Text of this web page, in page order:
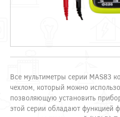
Все мультиметры серии MAS83
чехлом, который можно
позволяющую установить
этой серии обладают функцией